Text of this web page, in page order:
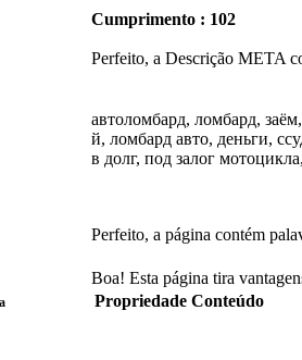
Cumprimento : 102
Perfeito, a Descrição META
автоломбард, ломбард,
й, ломбард авто, деньги,
в долг, под залог
Perfeito, a página contém
Boa! Esta página tira
Propriedade Conteúdo